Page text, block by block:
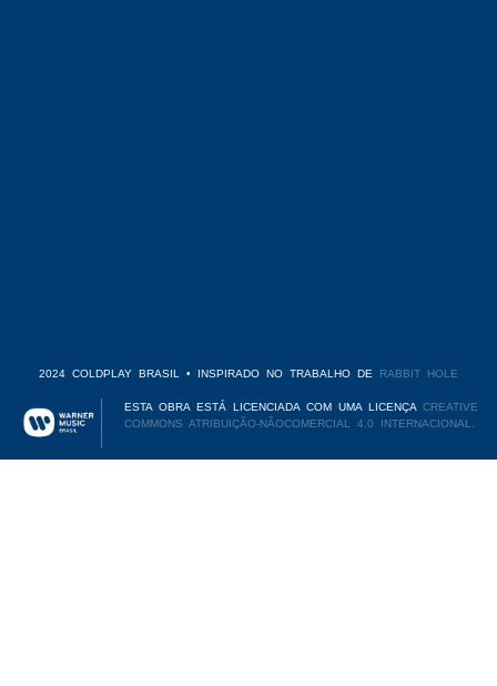
2024 COLDPLAY BRASIL • INSPIRADO NO TRABALHO DE RABBIT HOLE
ESTA OBRA ESTÁ LICENCIADA COM UMA LICENÇACREATIVE
COMMONS ATRIBUIÇÃO-NÃOCOMERCIAL 4.0 INTERNACIONAL.